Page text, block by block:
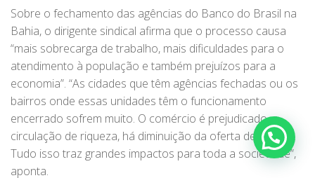
Sobre o fechamento das agências do Banco do Brasil na
Bahia, o dirigente sindical afirma que o processo causa
“mais sobrecarga de trabalho, mais dificuldades para o
atendimento à população e também prejuízos para a
economia”. “As cidades que têm agências fechadas ou os
bairros onde essas unidades têm o funcionamento
encerrado sofrem muito. O comércio é prejudicado, a
circulação de riqueza, há diminuição da oferta de crédito.
Tudo isso traz grandes impactos para toda a sociedade”,
aponta.